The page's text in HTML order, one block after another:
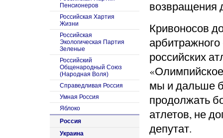
возвращения
Кривоносов
российских
мы и дальше
продолжать
атлетов, не
депутат.
Пенсионеров
Российская Хартия
Жизни
Российская
Экологическая Партия
Зеленые
Российский
Общенародный Союз
(Народная Воля)
Справедливая Россия
Умная Россия
Яблоко
Россия
Украина